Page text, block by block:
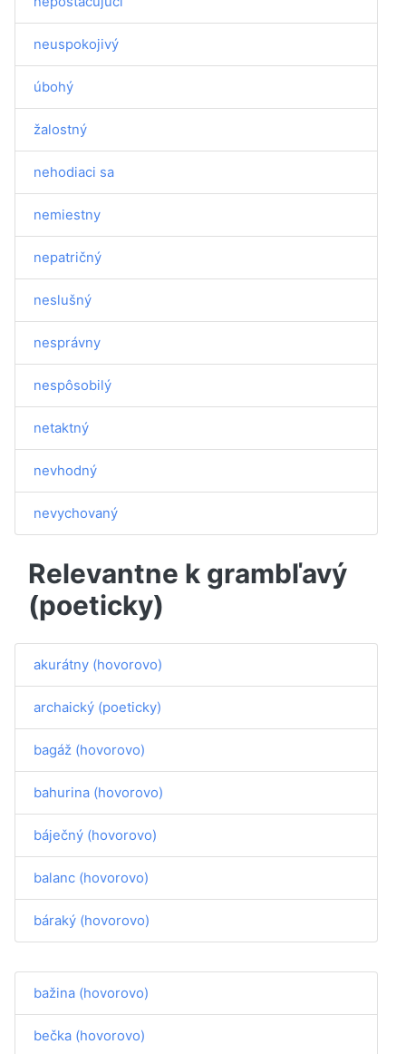
neuspokojivý
úbohý
žalostný
nehodiaci sa
nemiestny
nepatričný
neslušný
nesprávny
nespôsobilý
netaktný
nevhodný
nevychovaný
Relevantne k grambľavý
(poeticky)
akurátny (hovorovo)
archaický (poeticky)
bagáž (hovorovo)
bahurina (hovorovo)
báječný (hovorovo)
balanc (hovorovo)
báraký (hovorovo)
bažina (hovorovo)
bečka (hovorovo)